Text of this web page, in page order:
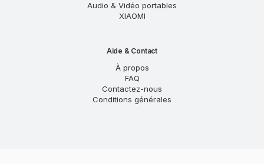
Audio & Vidéo portables
XIAOMI
Aide & Contact
À propos
FAQ
Contactez-nous
Conditions générales